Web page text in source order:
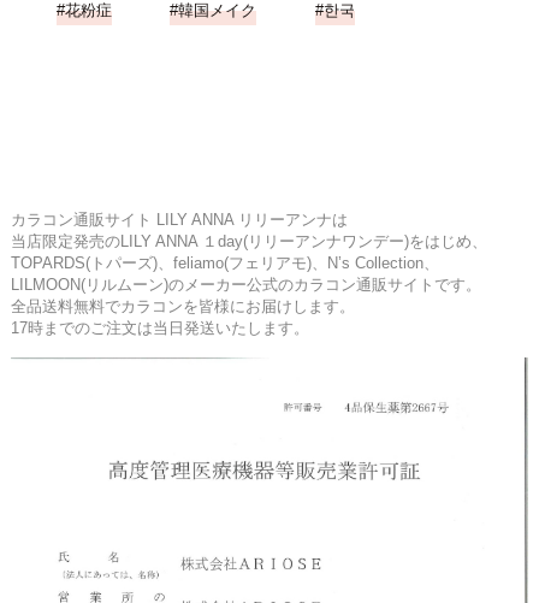
花粉症 韓国メイク 한국
カラコン通販サイト LILY ANNA リリーアンナは
当店限定発売のLILY ANNA １day(リリーアンナワンデー)をはじめ、
TOPARDS(トパーズ)、feliamo(フェリアモ)、N’s Collection、
LILMOON(リルムーン)のメーカー公式のカラコン通販サイトです。
全品送料無料でカラコンを皆様にお届けします。
17時までのご注文は当日発送いたします。